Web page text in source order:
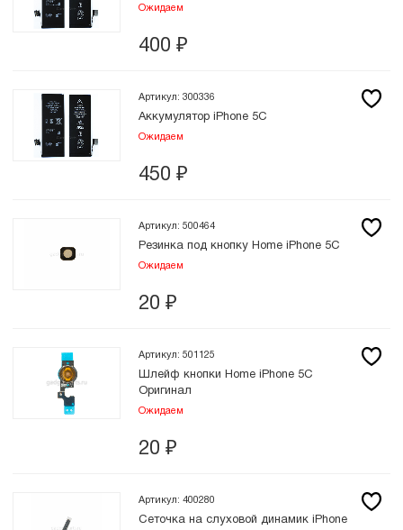
Ожидаем
400 ₽
Артикул: 300336
Аккумулятор iPhone 5C
Ожидаем
450 ₽
Артикул: 500464
Резинка под кнопку Home iPhone 5С
Ожидаем
20 ₽
Артикул: 501125
Шлейф кнопки Home iPhone 5C
Оригинал
Ожидаем
20 ₽
Артикул: 400280
Сеточка на слуховой динамик iPhone